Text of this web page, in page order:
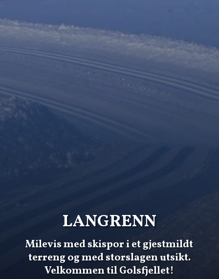
LANGRENN
Milevis med skispor i et gjestmildt
terreng og med storslagen utsikt.
Velkommen til Golsfjellet!